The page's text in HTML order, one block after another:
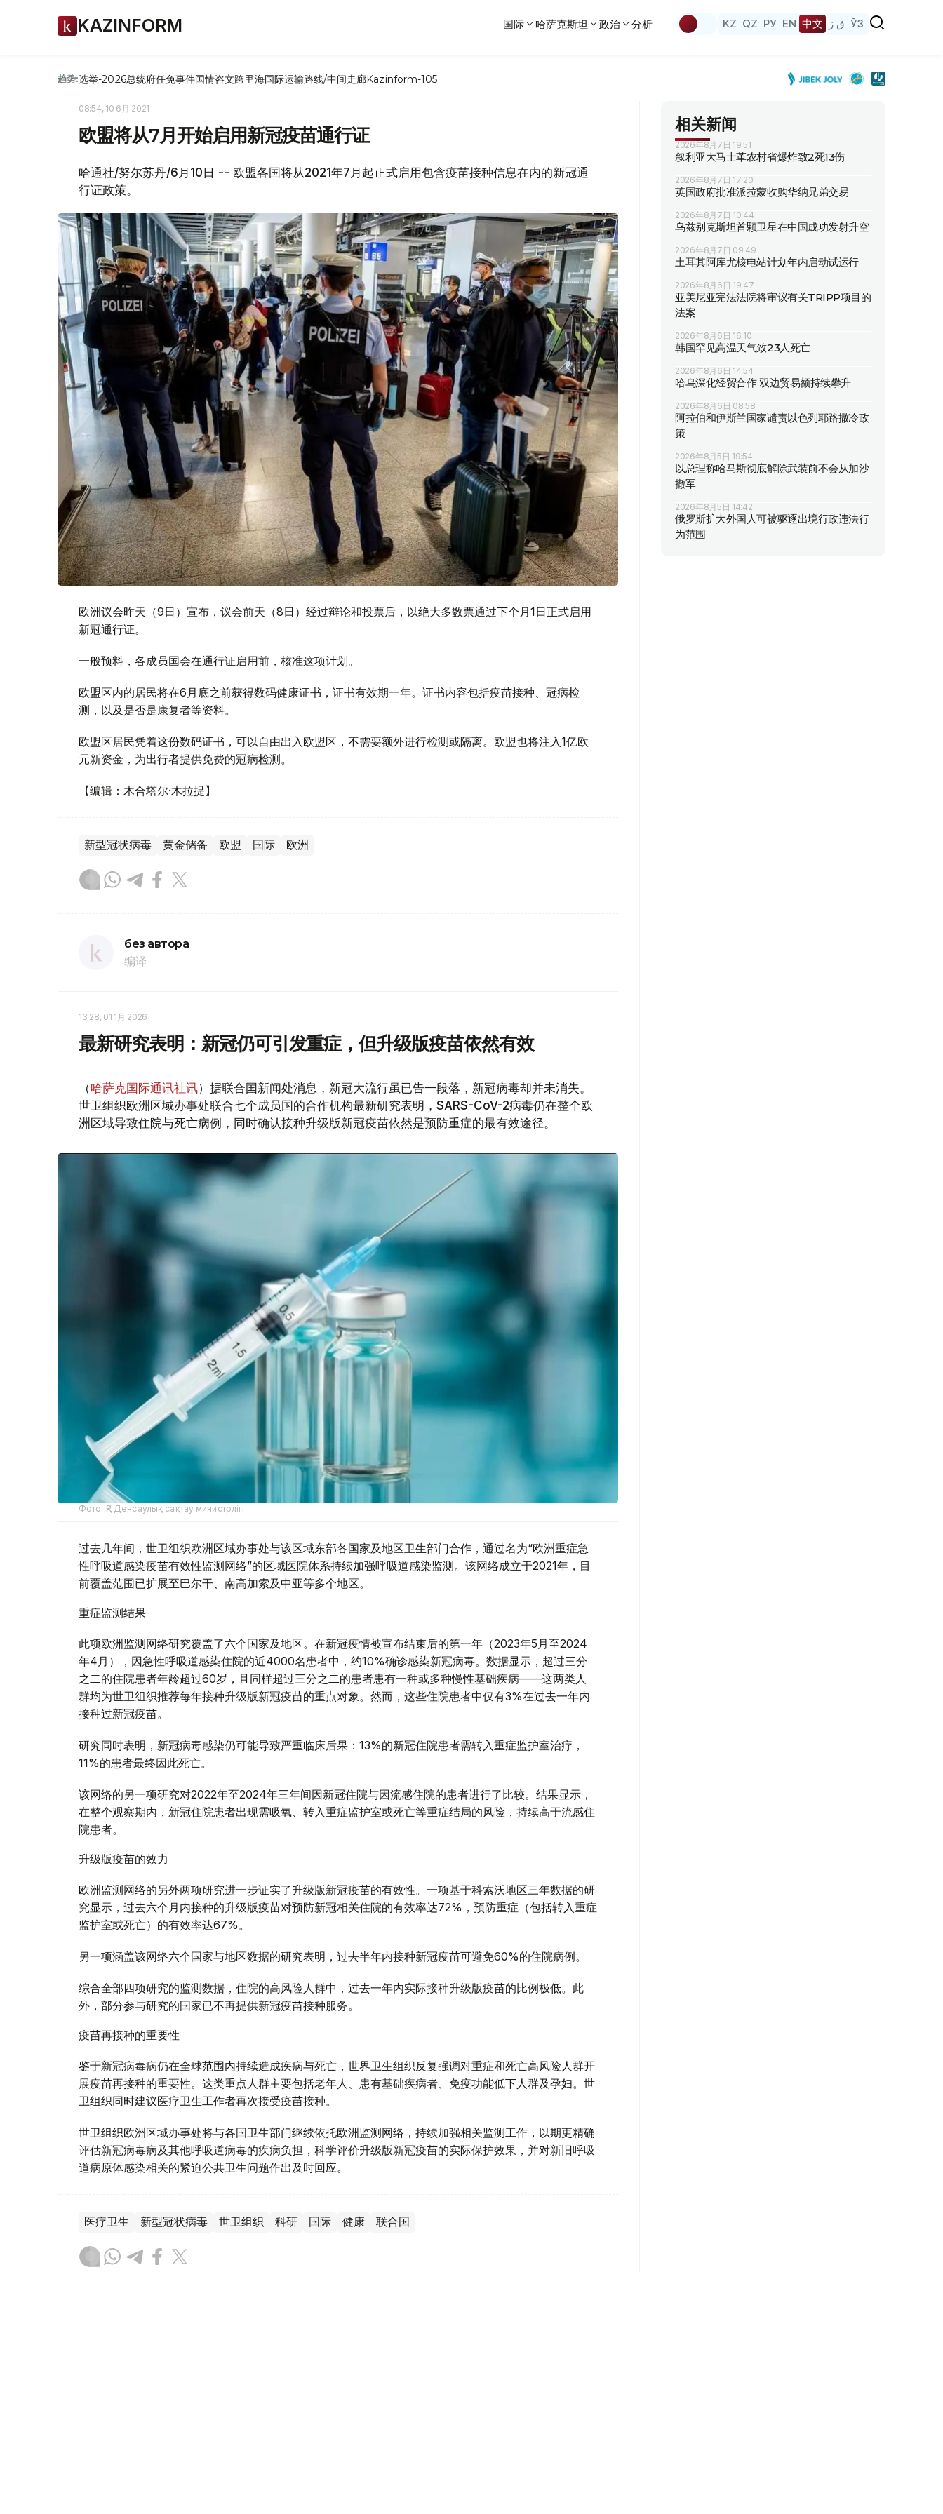
KAZINFORM 国际 哈萨克斯坦 政治 分析 KZ QZ РУ EN 中文 ق ز ЎЗ
趋势:选举-2026总统府任免事件国情咨文跨里海国际运输路线/中间走廊Kazinform-105
08:54, 10 6月 2021
欧盟将从7月开始启用新冠疫苗通行证
哈通社/努尔苏丹/6月10日 -- 欧盟各国将从2021年7月起正式启用包含疫苗接种信息在内的新冠通
行证政策。
欧洲议会昨天（9日）宣布，议会前天（8日）经过辩论和投票后，以绝大多数票通过下个月1日正式启用
新冠通行证。
一般预料，各成员国会在通行证启用前，核准这项计划。
欧盟区内的居民将在6月底之前获得数码健康证书，证书有效期一年。证书内容包括疫苗接种、冠病检
测，以及是否是康复者等资料。
欧盟区居民凭着这份数码证书，可以自由出入欧盟区，不需要额外进行检测或隔离。欧盟也将注入1亿欧
元新资金，为出行者提供免费的冠病检测。
【编辑：木合塔尔·木拉提】
新型冠状病毒 黄金储备 欧盟 国际 欧洲
без автора
编译
13:28, 01 1月 2026
最新研究表明：新冠仍可引发重症，但升级版疫苗依然有效
（哈萨克国际通讯社讯）据联合国新闻处消息，新冠大流行虽已告一段落，新冠病毒却并未消失。
世卫组织欧洲区域办事处联合七个成员国的合作机构最新研究表明，SARS-CoV-2病毒仍在整个欧
洲区域导致住院与死亡病例，同时确认接种升级版新冠疫苗依然是预防重症的最有效途径。
Фото: ҚР Денсаулық сақтау министрлігі
过去几年间，世卫组织欧洲区域办事处与该区域东部各国家及地区卫生部门合作，通过名为“欧洲重症急
性呼吸道感染疫苗有效性监测网络”的区域医院体系持续加强呼吸道感染监测。该网络成立于2021年，目
前覆盖范围已扩展至巴尔干、南高加索及中亚等多个地区。
重症监测结果
此项欧洲监测网络研究覆盖了六个国家及地区。在新冠疫情被宣布结束后的第一年（2023年5月至2024
年4月），因急性呼吸道感染住院的近4000名患者中，约10%确诊感染新冠病毒。数据显示，超过三分
之二的住院患者年龄超过60岁，且同样超过三分之二的患者患有一种或多种慢性基础疾病——这两类人
群均为世卫组织推荐每年接种升级版新冠疫苗的重点对象。然而，这些住院患者中仅有3%在过去一年内
接种过新冠疫苗。
研究同时表明，新冠病毒感染仍可能导致严重临床后果：13%的新冠住院患者需转入重症监护室治疗，
11%的患者最终因此死亡。
该网络的另一项研究对2022年至2024年三年间因新冠住院与因流感住院的患者进行了比较。结果显示，
在整个观察期内，新冠住院患者出现需吸氧、转入重症监护室或死亡等重症结局的风险，持续高于流感住
院患者。
升级版疫苗的效力
欧洲监测网络的另外两项研究进一步证实了升级版新冠疫苗的有效性。一项基于科索沃地区三年数据的研
究显示，过去六个月内接种的升级版疫苗对预防新冠相关住院的有效率达72%，预防重症（包括转入重症
监护室或死亡）的有效率达67%。
另一项涵盖该网络六个国家与地区数据的研究表明，过去半年内接种新冠疫苗可避免60%的住院病例。
综合全部四项研究的监测数据，住院的高风险人群中，过去一年内实际接种升级版疫苗的比例极低。此
外，部分参与研究的国家已不再提供新冠疫苗接种服务。
疫苗再接种的重要性
鉴于新冠病毒病仍在全球范围内持续造成疾病与死亡，世界卫生组织反复强调对重症和死亡高风险人群开
展疫苗再接种的重要性。这类重点人群主要包括老年人、患有基础疾病者、免疫功能低下人群及孕妇。世
卫组织同时建议医疗卫生工作者再次接受疫苗接种。
世卫组织欧洲区域办事处将与各国卫生部门继续依托欧洲监测网络，持续加强相关监测工作，以期更精确
评估新冠病毒病及其他呼吸道病毒的疾病负担，科学评价升级版新冠疫苗的实际保护效果，并对新旧呼吸
道病原体感染相关的紧迫公共卫生问题作出及时回应。
医疗卫生 新型冠状病毒 世卫组织 科研 国际 健康 联合国
相关新闻
2026年8月7日 19:51
叙利亚大马士革农村省爆炸致2死13伤
2026年8月7日 17:20
英国政府批准派拉蒙收购华纳兄弟交易
2026年8月7日 10:44
乌兹别克斯坦首颗卫星在中国成功发射升空
2026年8月7日 09:49
土耳其阿库尤核电站计划年内启动试运行
2026年8月6日 19:47
亚美尼亚宪法法院将审议有关TRIPP项目的
法案
2026年8月6日 16:10
韩国罕见高温天气致23人死亡
2026年8月6日 14:54
哈乌深化经贸合作 双边贸易额持续攀升
2026年8月6日 08:58
阿拉伯和伊斯兰国家谴责以色列耶路撒冷政
策
2026年8月5日 19:54
以总理称哈马斯彻底解除武装前不会从加沙
撤军
2026年8月5日 14:42
俄罗斯扩大外国人可被驱逐出境行政违法行
为范围